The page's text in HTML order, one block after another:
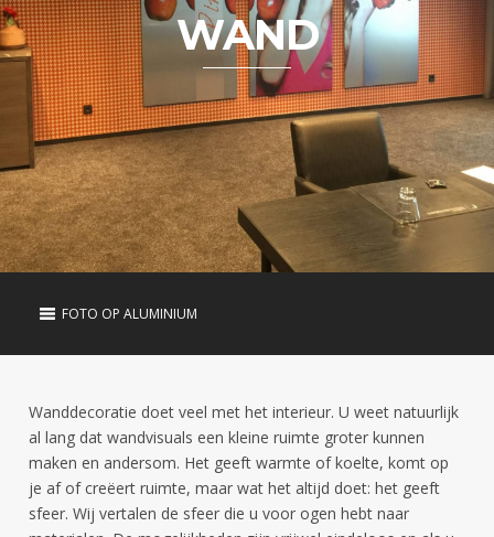
WAND
FOTO OP ALUMINIUM
Wanddecoratie doet veel met het interieur. U weet natuurlijk
al lang dat wandvisuals een kleine ruimte groter kunnen
maken en andersom. Het geeft warmte of koelte, komt op
je af of creëert ruimte, maar wat het altijd doet: het geeft
sfeer. Wij vertalen de sfeer die u voor ogen hebt naar